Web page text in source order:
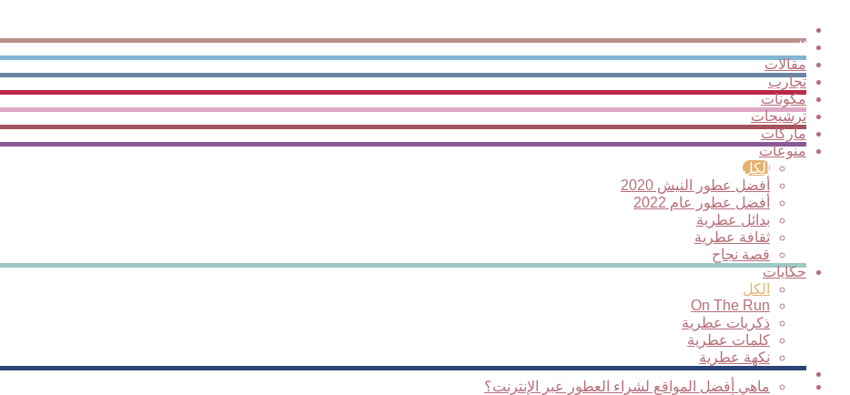
عطرية
الجديد
مقالات
تجارب
مكونات
ترشيحات
ماركات
منوعات
الكل
أفضل عطور النيش 2020
أفضل عطور عام 2022
بدائل عطرية
ثقافة عطرية
قصة نجاح
حكايات
الكل
On The Run
ذكريات عطرية
كلمات عطرية
نكهة عطرية
فيديوهات
متاجر
ماهي أفضل المواقع لشراء العطور عبر الإنترنت؟